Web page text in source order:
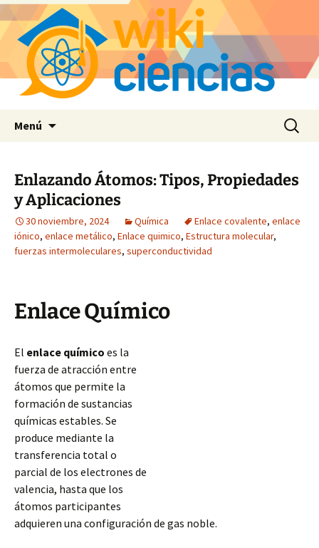
Menú Buscar:
Enlazando Átomos: Tipos, Propiedades
y Aplicaciones
30 noviembre, 2024 Química Enlace covalente, enlace
iónico, enlace metálico, Enlace quimico, Estructura molecular,
fuerzas intermoleculares, superconductividad
Enlace Químico
El enlace químico es la
fuerza de atracción entre
átomos que permite la
formación de sustancias
químicas estables. Se
produce mediante la
transferencia total o
parcial de los electrones de
valencia, hasta que los
átomos participantes
adquieren una configuración de gas noble.